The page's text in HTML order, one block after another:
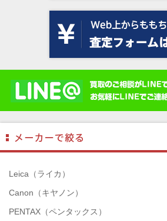
Leica（ライカ）
Canon（キヤノン）
PENTAX（ペンタックス）